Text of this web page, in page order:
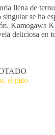
llena de
se ha
Kamogawa
deliciosa en